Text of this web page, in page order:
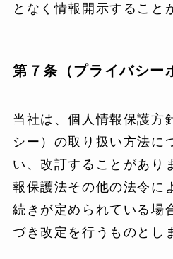
となく情報開示すること
第７条（プライバシー
当社は、個人情報保護方
シー）の取り扱い方法に
い、改訂することがあり
報保護法その他の法令に
続きが定められている場
づき改定を行うものとし